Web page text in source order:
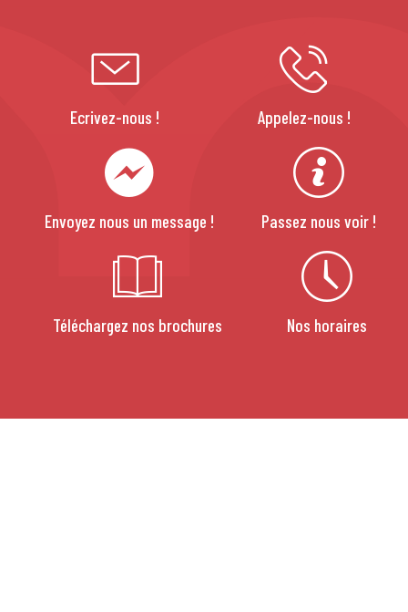
Ecrivez-nous ! Appelez-nous !
Envoyez nous un message ! Passez nous voir !
Téléchargez nos brochures Nos horaires